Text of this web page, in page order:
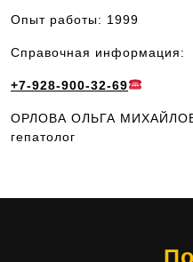
Опыт работы: 1999
Справочная информация:
+7-928-900-32-69
ОРЛОВА ОЛЬГА
гепатолог